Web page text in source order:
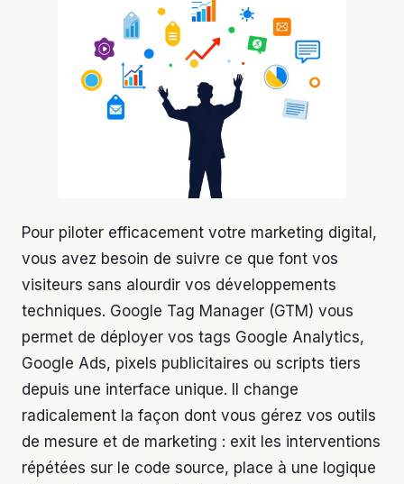
Pour piloter efficacement votre marketing digital,
vous avez besoin de suivre ce que font vos
visiteurs sans alourdir vos développements
techniques. Google Tag Manager (GTM) vous
permet de déployer vos tags Google Analytics,
Google Ads, pixels publicitaires ou scripts tiers
depuis une interface unique. Il change
radicalement la façon dont vous gérez vos outils
de mesure et de marketing : exit les interventions
répétées sur le code source, place à une logique